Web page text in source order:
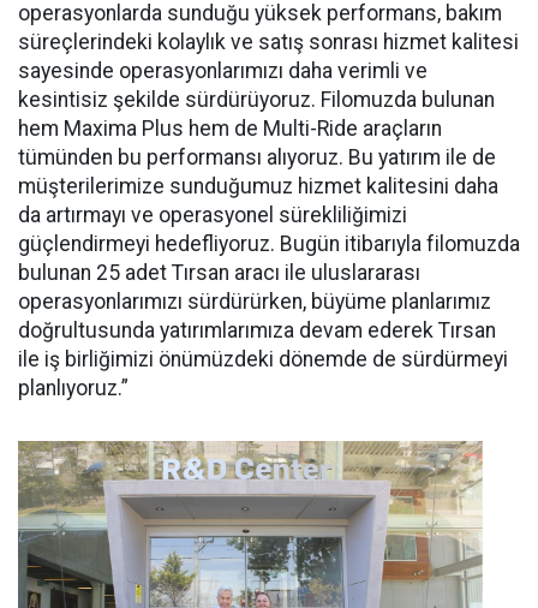
operasyonlarda sunduğu yüksek performans, bakım
süreçlerindeki kolaylık ve satış sonrası hizmet kalitesi
sayesinde operasyonlarımızı daha verimli ve
kesintisiz şekilde sürdürüyoruz. Filomuzda bulunan
hem Maxima Plus hem de Multi-Ride araçların
tümünden bu performansı alıyoruz. Bu yatırım ile de
müşterilerimize sunduğumuz hizmet kalitesini daha
da artırmayı ve operasyonel sürekliliğimizi
güçlendirmeyi hedefliyoruz. Bugün itibarıyla filomuzda
bulunan 25 adet Tırsan aracı ile uluslararası
operasyonlarımızı sürdürürken, büyüme planlarımız
doğrultusunda yatırımlarımıza devam ederek Tırsan
ile iş birliğimizi önümüzdeki dönemde de sürdürmeyi
planlıyoruz.”